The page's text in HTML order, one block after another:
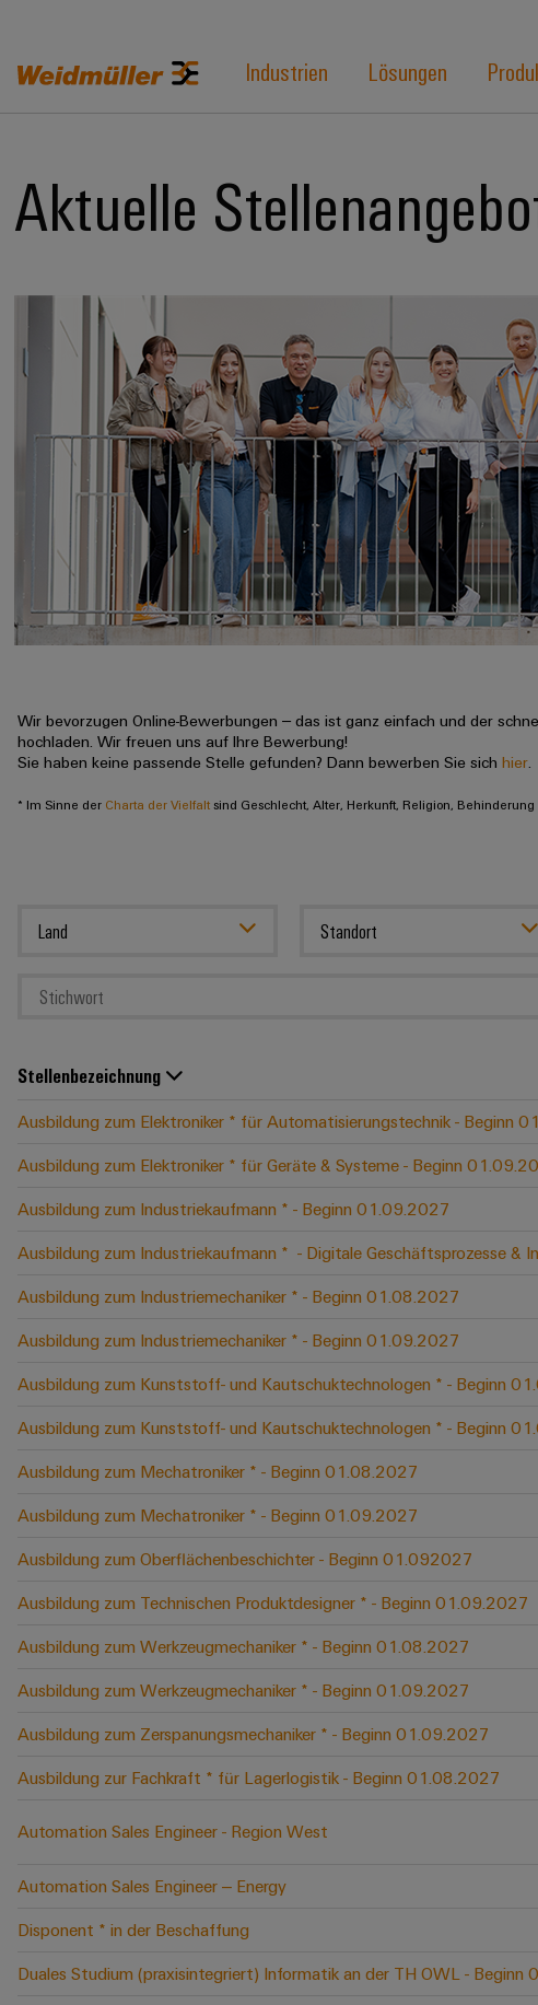
Industrien Lösungen
Aktuelle
Wir bevorzugen Online-Bewerbungen – das ist ganz einfach und der
hochladen. Wir freuen uns auf Ihre Bewerbung!
Sie haben keine passende Stelle gefunden? Dann bewerben Sie sich hier
* Im Sinne der Charta der Vielfalt sind Geschlecht, Alter, Herkunft, Religion,
Land Standort
Stellenbezeichnung
Ausbildung zum Elektroniker * für Automatisierungstechnik - Beginn
Ausbildung zum Elektroniker * für Geräte & Systeme - Beginn
Ausbildung zum Industriekaufmann * - Beginn 01.09.2027
Ausbildung zum Industriekaufmann * ​ - Digitale Geschäftsprozesse
Ausbildung zum Industriemechaniker * - Beginn 01.08.2027
Ausbildung zum Industriemechaniker * - Beginn 01.09.2027
Ausbildung zum Kunststoff- und Kautschuktechnologen * - Beginn
Ausbildung zum Kunststoff- und Kautschuktechnologen * - Beginn
Ausbildung zum Mechatroniker * - Beginn 01.08.2027
Ausbildung zum Mechatroniker * - Beginn 01.09.2027
Ausbildung zum Oberflächenbeschichter - Beginn 01.092027
Ausbildung zum Technischen Produktdesigner * - Beginn 01.09.2027
Ausbildung zum Werkzeugmechaniker * - Beginn 01.08.2027
Ausbildung zum Werkzeugmechaniker * - Beginn 01.09.2027
Ausbildung zum Zerspanungsmechaniker * - Beginn 01.09.2027
Ausbildung zur Fachkraft * für Lagerlogistik - Beginn 01.08.2027
Automation Sales Engineer - Region West
Automation Sales Engineer – Energy
Disponent * in der Beschaffung
Duales Studium (praxisintegriert) Informatik an der TH OWL - Beginn